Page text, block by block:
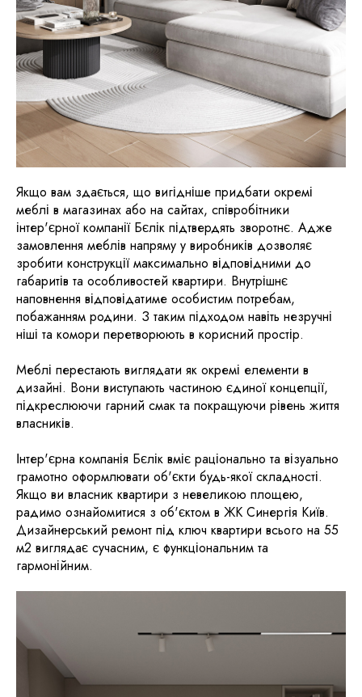
Якщо вам здається, що вигідніше придбати окремі
меблі в магазинах або на сайтах, співробітники
інтер'єрної компанії Бєлік підтвердять зворотнє. Адже
замовлення меблів напряму у виробників дозволяє
зробити конструкції максимально відповідними до
габаритів та особливостей квартири. Внутрішнє
наповнення відповідатиме особистим потребам,
побажанням родини. З таким підходом навіть незручні
ніші та комори перетворюють в корисний простір.
Меблі перестають виглядати як окремі елементи в
дизайні. Вони виступають частиною єдиної концепції,
підкреслюючи гарний смак та покращуючи рівень життя
власників.
Інтер'єрна компанія Бєлік вміє раціонально та візуально
грамотно оформлювати об'єкти будь-якої складності.
Якщо ви власник квартири з невеликою площею,
радимо ознайомитися з об'єктом в ЖК Синергія Київ.
Дизайнерський ремонт під ключ квартири всього на 55
м2 виглядає сучасним, є функціональним та
гармонійним.